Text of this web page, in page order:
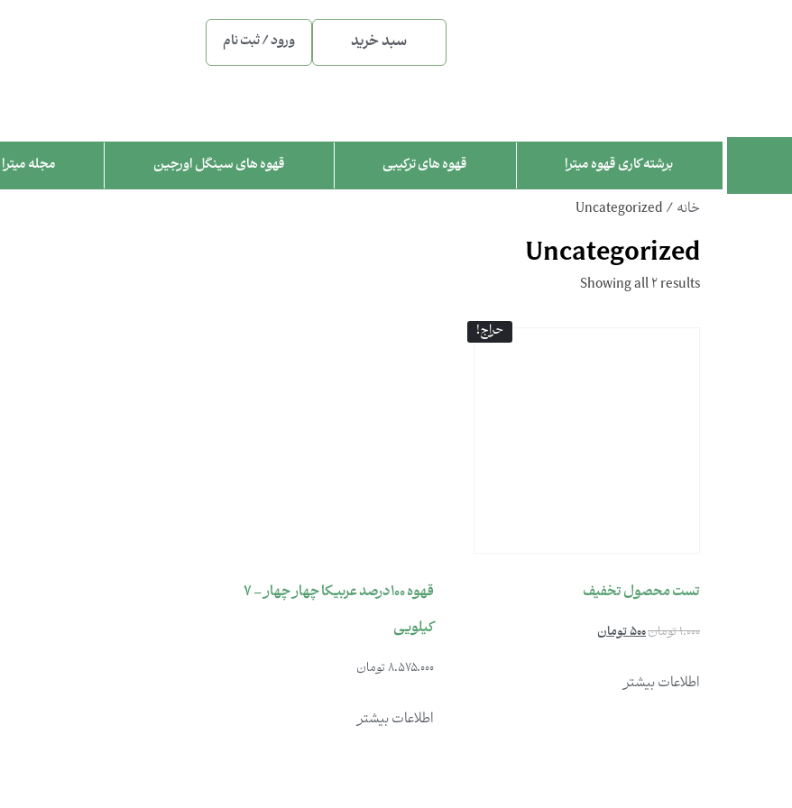
سبد خرید ورود / ثبت نام
برشته کاری قهوه میترا قهوه های ترکیبی قهوه های سینگل اورجین مجله میترا
خانه/ Uncategorized
Uncategorized
Showing all 2 results
حراج!
تست محصول تخفیف
1.000تومان500تومان
اطلاعات بیشتر
قهوه 100درصد عربیکا چهار چهار – 7
کیلویی
8.575.000تومان
اطلاعات بیشتر